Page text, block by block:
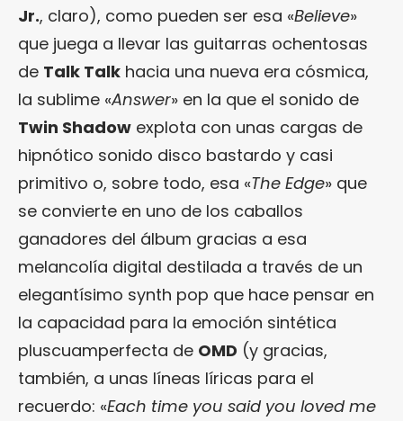
Jr., claro), como pueden ser esa «Believe»
que juega a llevar las guitarras ochentosas
de Talk Talk hacia una nueva era cósmica,
la sublime «Answer» en la que el sonido de
Twin Shadow explota con unas cargas de
hipnótico sonido disco bastardo y casi
primitivo o, sobre todo, esa «The Edge» que
se convierte en uno de los caballos
ganadores del álbum gracias a esa
melancolía digital destilada a través de un
elegantísimo synth pop que hace pensar en
la capacidad para la emoción sintética
pluscuamperfecta de OMD (y gracias,
también, a unas líneas líricas para el
recuerdo: «Each time you said you loved me